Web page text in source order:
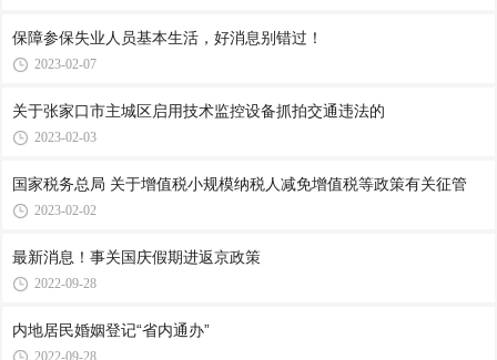
保障参保失业人员基本生活，好消息别错过！
2023-02-07
关于张家口市主城区启用技术监控设备抓拍交通违法的
2023-02-03
国家税务总局 关于增值税小规模纳税人减免增值税等政策有关征管
2023-02-02
最新消息！事关国庆假期进返京政策
2022-09-28
内地居民婚姻登记“省内通办”
2022-09-28